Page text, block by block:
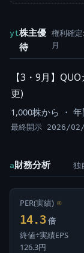
yt株主優
待
権利確
月
【3・9月】
更)
1,000株から ・
最終開示 2026/
a財務分析 独
PER(実績) ⊙
14.3 倍
終値÷実績EPS
126.3円